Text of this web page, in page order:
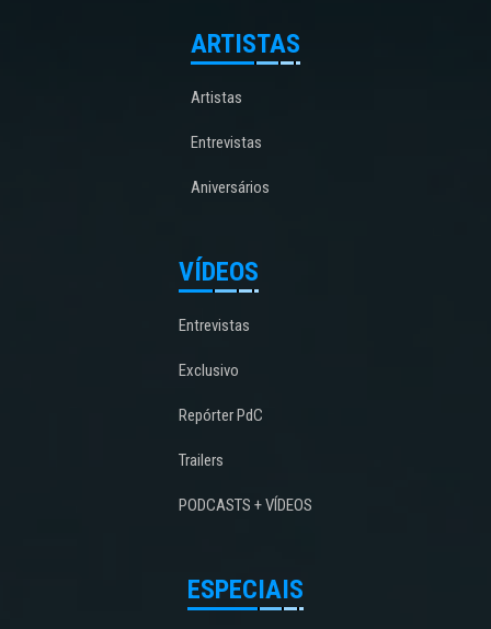
ARTISTAS
Artistas
Entrevistas
Aniversários
VÍDEOS
Entrevistas
Exclusivo
Repórter PdC
Trailers
PODCASTS + VÍDEOS
ESPECIAIS